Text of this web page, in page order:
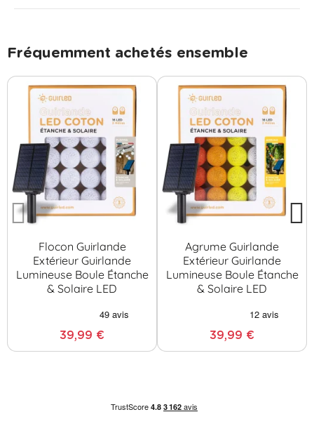
Fréquemment achetés ensemble
Flocon Guirlande
Extérieur Guirlande
Lumineuse Boule Étanche
& Solaire LED
39,99 €
Agrume Guirlande
Extérieur Guirlande
Lumineuse Boule Étanche
& Solaire LED
39,99 €